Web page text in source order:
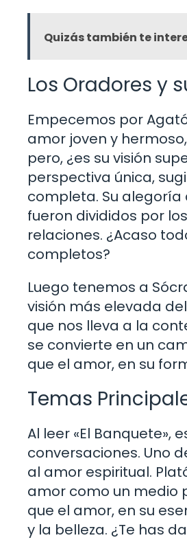
Quizás también te
Los Oradores y
Empecemos por
amor joven y
pero, ¿es su visión
perspectiva única,
completa. Su
fueron divididos por
relaciones. ¿Acaso
completos?
Luego tenemos a
visión más elevada
que nos lleva a la
se convierte en un
que el amor, en su
Temas
Al leer «El
conversaciones. Uno
al amor espiritual.
amor como un medio
que el amor, en su
y la belleza. ¿Te has